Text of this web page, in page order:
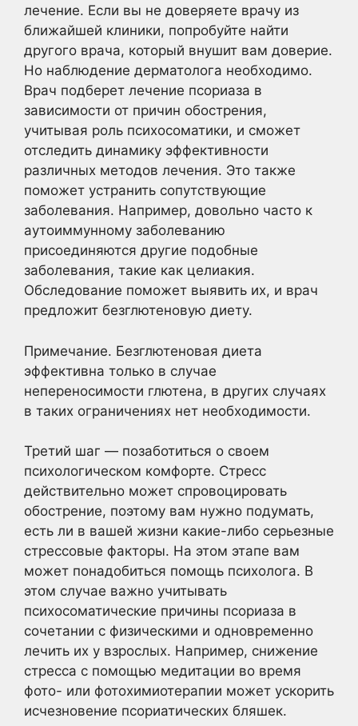
лечение. Если вы не доверяете врачу из
ближайшей клиники, попробуйте найти
другого врача, который внушит вам доверие.
Но наблюдение дерматолога необходимо.
Врач подберет лечение псориаза в
зависимости от причин обострения,
учитывая роль психосоматики, и сможет
отследить динамику эффективности
различных методов лечения. Это также
поможет устранить сопутствующие
заболевания. Например, довольно часто к
аутоиммунному заболеванию
присоединяются другие подобные
заболевания, такие как целиакия.
Обследование поможет выявить их, и врач
предложит безглютеновую диету.
Примечание. Безглютеновая диета
эффективна только в случае
непереносимости глютена, в других случаях
в таких ограничениях нет необходимости.
Третий шаг — позаботиться о своем
психологическом комфорте. Стресс
действительно может спровоцировать
обострение, поэтому вам нужно подумать,
есть ли в вашей жизни какие-либо серьезные
стрессовые факторы. На этом этапе вам
может понадобиться помощь психолога. В
этом случае важно учитывать
психосоматические причины псориаза в
сочетании с физическими и одновременно
лечить их у взрослых. Например, снижение
стресса с помощью медитации во время
фото- или фотохимиотерапии может ускорить
исчезновение псориатических бляшек.